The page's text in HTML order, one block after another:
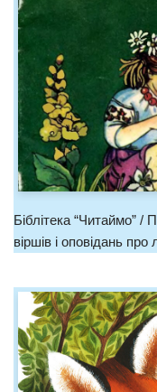
Біблітека “Читаймо” /
віршів і оповідань про